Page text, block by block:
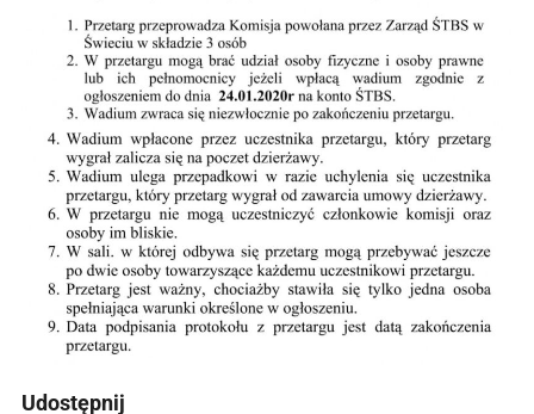
Udostępnij